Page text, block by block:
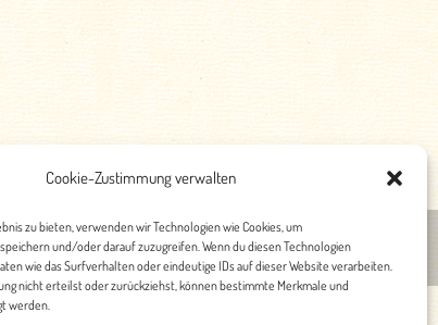
Cookie-Zustimmung verwalten
zu bieten, verwenden wir Technologien wie Cookies, um
und/oder darauf zuzugreifen. Wenn du diesen Technologien
wie das Surfverhalten oder eindeutige IDs auf dieser Website verarbeiten.
nicht erteilst oder zurückziehst, können bestimmte Merkmale und
werden.